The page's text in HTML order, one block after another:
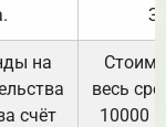
на
счёт
весь
10000